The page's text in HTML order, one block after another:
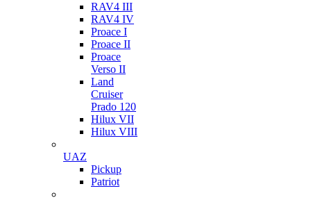
RAV4 III
RAV4 IV
Proace I
Proace II
Proace
Verso II
Land
Cruiser
Prado 120
Hilux VII
Hilux VIII
UAZ
Pickup
Patriot